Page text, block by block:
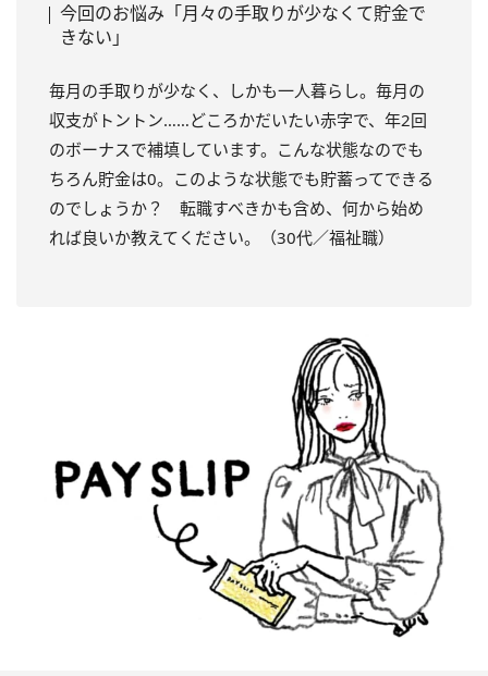
今回のお悩み「月々の手取りが少なくて貯金で
きない」
毎月の手取りが少なく、しかも一人暮らし。毎月の
収支がトントン……どころかだいたい赤字で、年2回
のボーナスで補填しています。こんな状態なのでも
ちろん貯金は0。このような状態でも貯蓄ってできる
のでしょうか？ 転職すべきかも含め、何から始め
れば良いか教えてください。（30代／福祉職）